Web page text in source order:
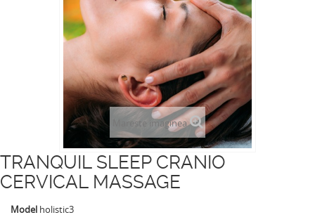
Mareste imaginea
TRANQUIL SLEEP CRANIO
CERVICAL MASSAGE
Model holistic3